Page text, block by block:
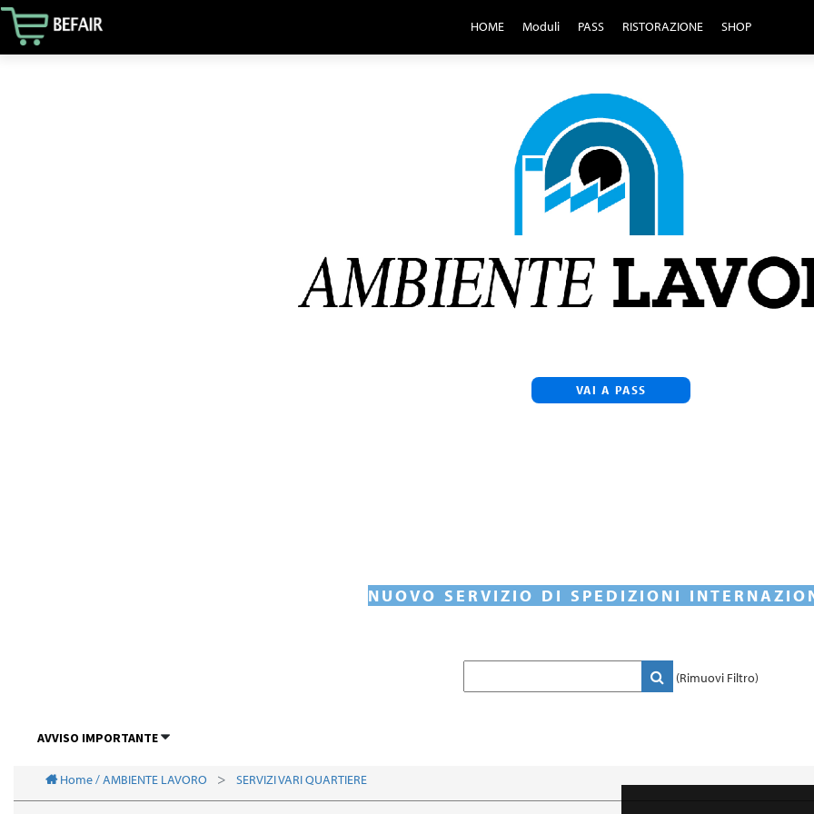
HOME Moduli PASS RISTORAZIONE SHOP
VAI A PASS
NUOVO SERVIZIO DI SPEDIZIONI
(Rimuovi Filtro)
AVVISO IMPORTANTE
Home / AMBIENTE LAVORO SERVIZI VARI QUARTIERE